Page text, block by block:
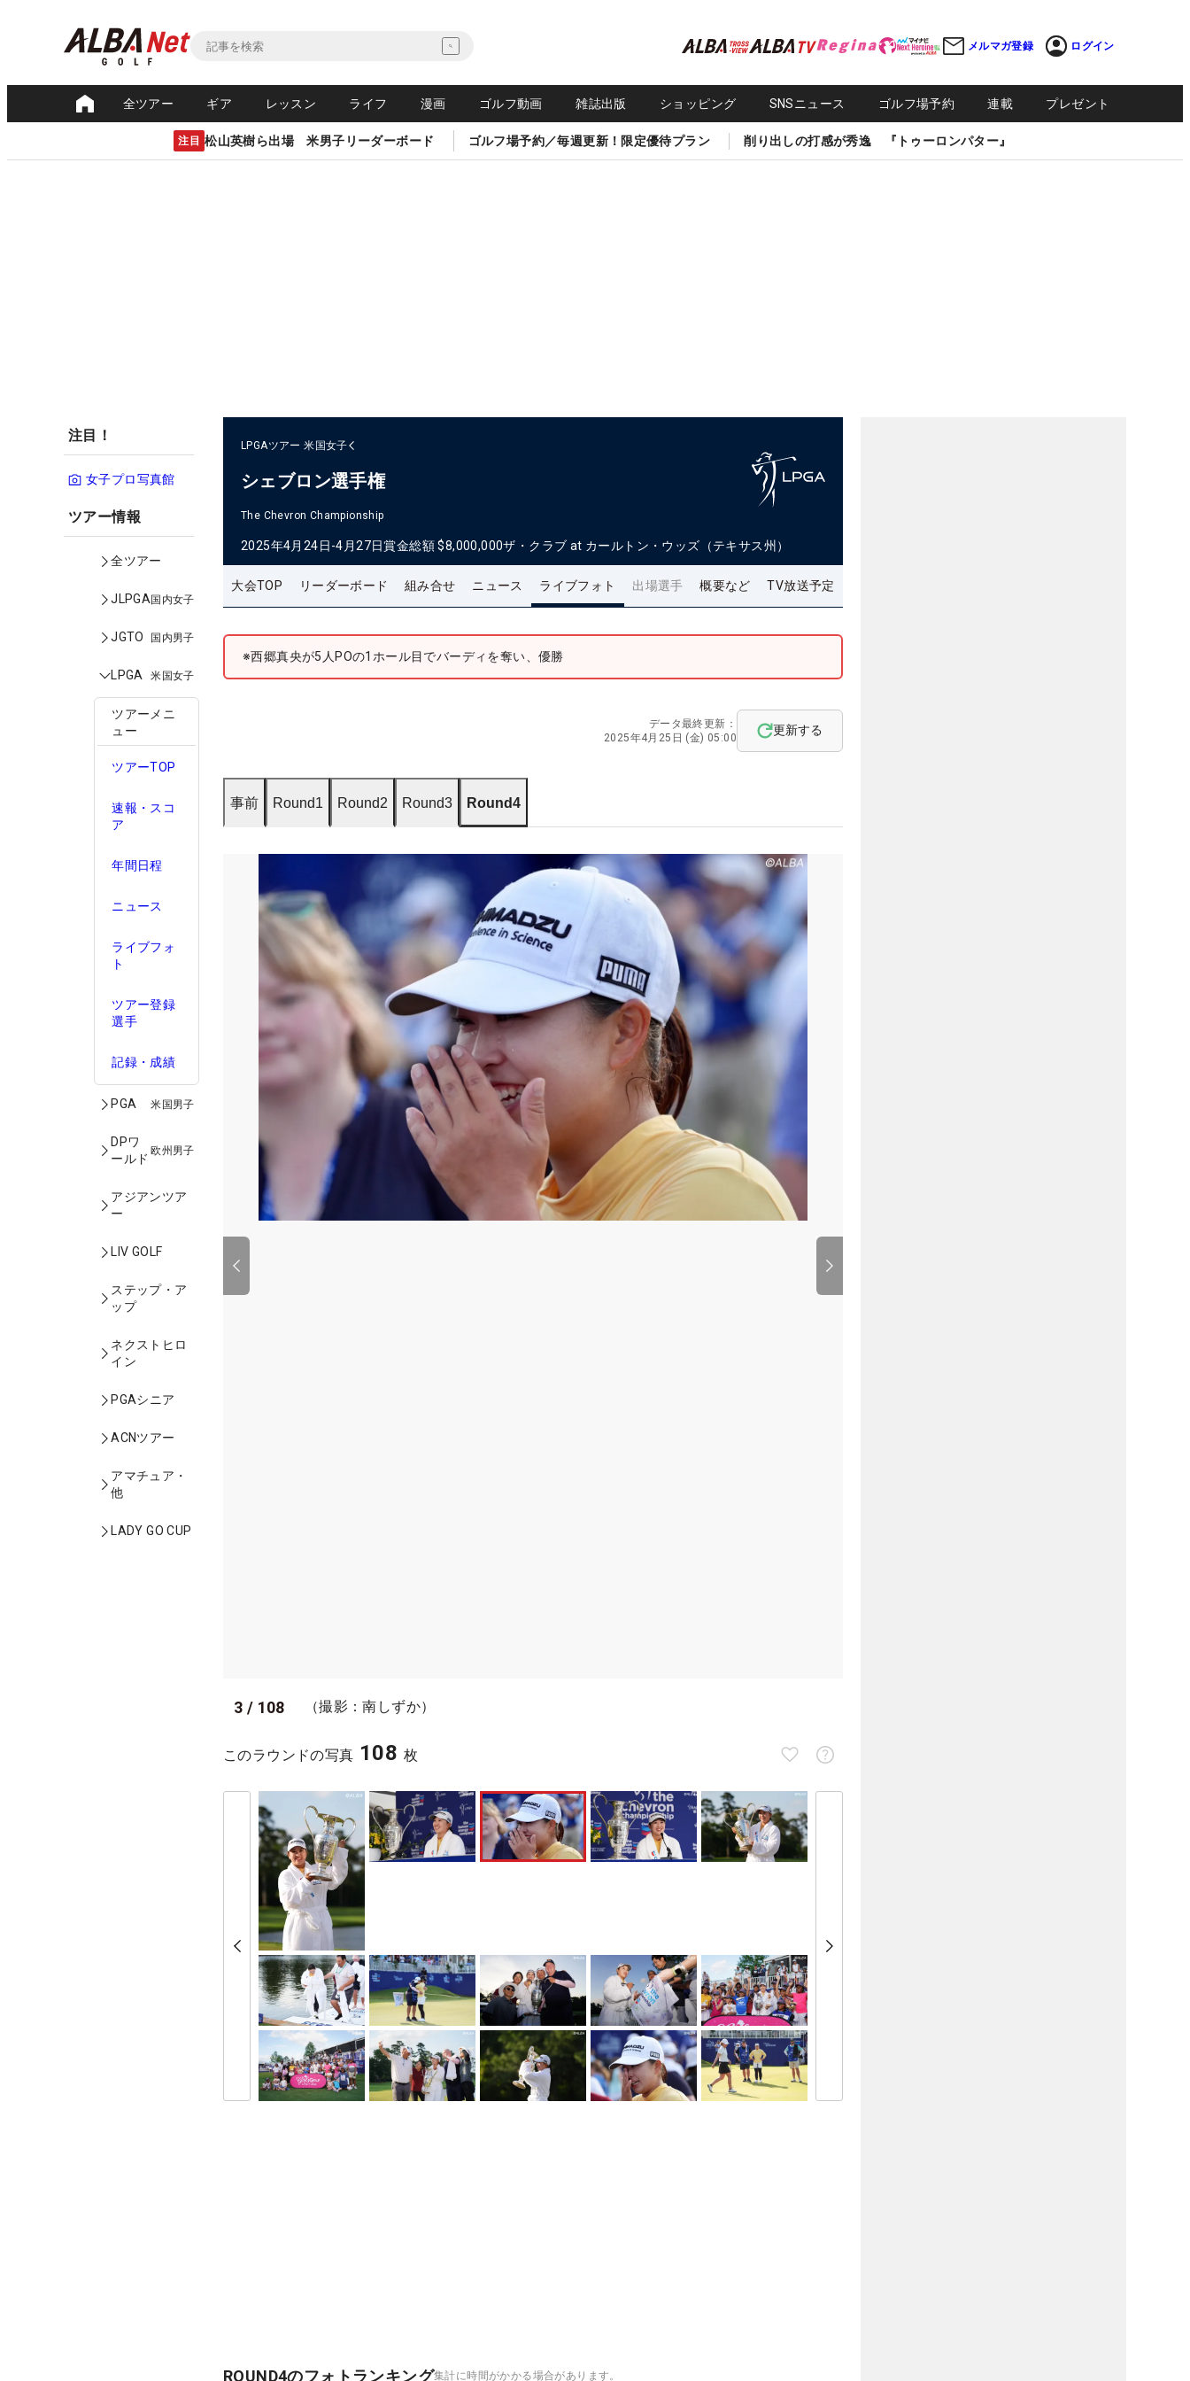
メルマガ登録 ログイン
全ツアー ギア レッスン ライフ 漫画 ゴルフ動画 雑誌出版 ショッピング SNSニュース ゴルフ場予約 連載 プレゼント
注目 松山英樹ら出場 米男子リーダーボード ゴルフ場予約／毎週更新！限定優待プラン 削り出しの打感が秀逸 『トゥーロンパター』
注目！
女子プロ写真館
ツアー情報
全ツアー
JLPGA国内女子
JGTO 国内男子
LPGA 米国女子
ツアーメニ
ュー
ツアーTOP
速報・スコ
ア
年間日程
ニュース
ライブフォ
ト
ツアー登録
選手
記録・成績
PGA 米国男子
DPワ
ールド
欧州男子
アジアンツア
ー
LIV GOLF
ステップ・ア
ップ
ネクストヒロ
イン
PGAシニア
ACNツアー
アマチュア・
他
LADY GO CUP
LPGAツアー 米国女子
シェブロン選手権
The Chevron Championship
2025年4月24日-4月27日賞金総額 $8,000,000ザ・クラブ at カールトン・ウッズ（テキサス州）
大会TOP リーダーボード 組み合せ ニュース ライブフォト 出場選手 概要など TV放送予定
※西郷真央が5人POの1ホール目でバーディを奪い、優勝
データ最終更新：
2025年4月25日 (金) 05:00
更新する
事前 Round1 Round2 Round3 Round4
3 / 108 （撮影：南しずか）
このラウンドの写真 108 枚
ROUND4のフォトランキング集計に時間がかかる場合があります。